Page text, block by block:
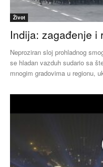
Život
Indija: zagađenje i
Neproziran sloj prohladnog
se hladan vazduh sudario sa
mnogim gradovima u regionu,